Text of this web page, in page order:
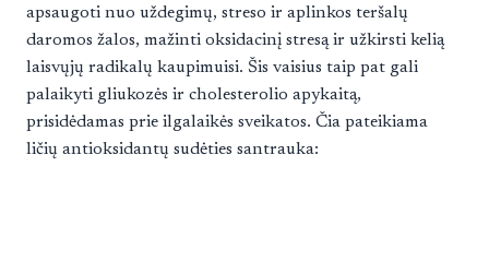
apsaugoti nuo uždegimų, streso ir aplinkos teršalų
daromos žalos, mažinti oksidacinį stresą ir užkirsti kelią
laisvųjų radikalų kaupimuisi. Šis vaisius taip pat gali
palaikyti gliukozės ir cholesterolio apykaitą,
prisidėdamas prie ilgalaikės sveikatos. Čia pateikiama
ličių antioksidantų sudėties santrauka: